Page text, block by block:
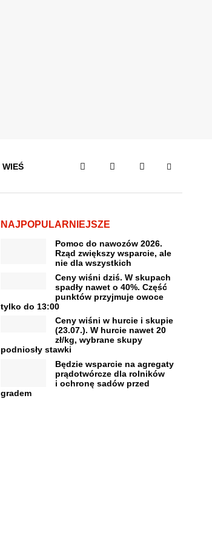
WIEŚ
NAJPOPULARNIEJSZE
Pomoc do nawozów 2026.
Rząd zwiększy wsparcie, ale
nie dla wszystkich
Ceny wiśni dziś. W skupach
spadły nawet o 40%. Część
punktów przyjmuje owoce
tylko do 13:00
Ceny wiśni w hurcie i skupie
(23.07.). W hurcie nawet 20
zł/kg, wybrane skupy
podniosły stawki
Będzie wsparcie na agregaty
prądotwórcze dla rolników
i ochronę sadów przed
gradem